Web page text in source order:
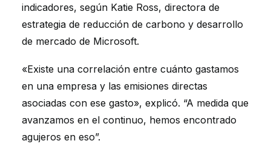
indicadores, según Katie Ross, directora de
estrategia de reducción de carbono y desarrollo
de mercado de Microsoft.
«Existe una correlación entre cuánto gastamos
en una empresa y las emisiones directas
asociadas con ese gasto», explicó. “A medida que
avanzamos en el continuo, hemos encontrado
agujeros en eso”.